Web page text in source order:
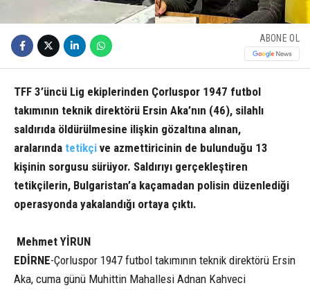
ABONE OL
TFF 3’üncü Lig ekiplerinden Çorluspor 1947 futbol
takımının teknik direktörü Ersin Aka’nın (46), silahlı
saldırıda öldürülmesine ilişkin gözaltına alınan,
aralarında tetikçi ve azmettiricinin de bulunduğu 13
kişinin sorgusu sürüyor. Saldırıyı gerçekleştiren
tetikçilerin, Bulgaristan’a kaçamadan polisin düzenlediği
operasyonda yakalandığı ortaya çıktı.
Mehmet YİRUN
EDİRNE-Çorluspor 1947 futbol takımının teknik direktörü Ersin
Aka, cuma günü Muhittin Mahallesi Adnan Kahveci